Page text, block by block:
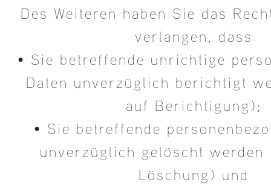
Des Weiteren haben Sie das
verlangen, dass
• Sie betreffende unrichtige
Daten unverzüglich berichtigt
auf Berichtigung);
• Sie betreffende
unverzüglich gelöscht werden
Löschung) und